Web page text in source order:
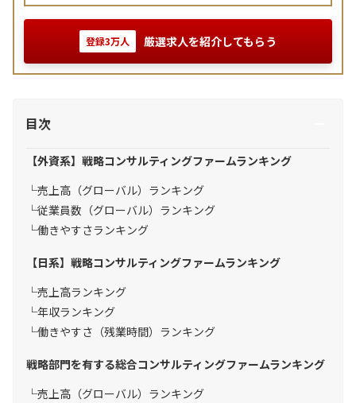
登録3万人 厳選求人を紹介してもらう
目次
【外資系】戦略コンサルティングファームランキング
売上高（グローバル）ランキング
従業員数（グローバル）ランキング
働きやすさランキング
【日系】戦略コンサルティングファームランキング
売上高ランキング
年収ランキング
働きやすさ（残業時間）ランキング
戦略部門を有する総合コンサルティングファームランキング
売上高（グローバル）ランキング